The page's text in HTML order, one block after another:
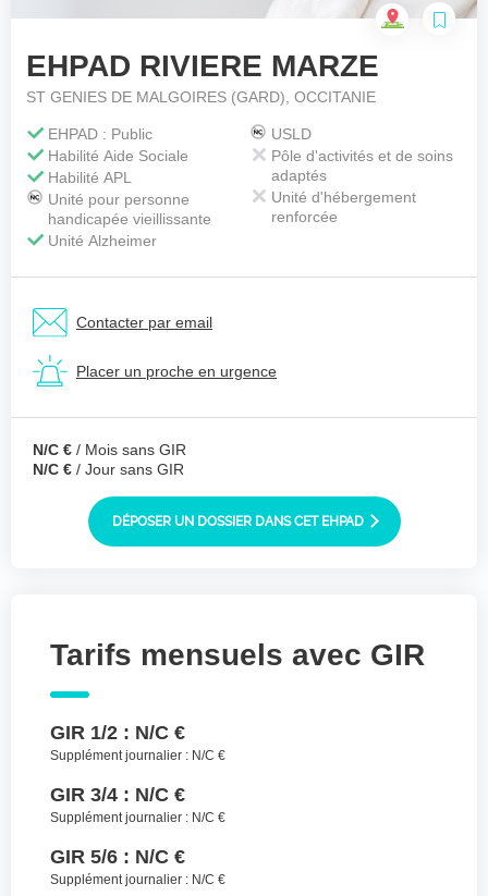
Votre téléphone*
Votre message
Joindre des fichiers (lettre manuscrite,
dessin, photo ..)
PNG, PDF, JPEG, TAILLE MAX. DES FICHIERS :
100 MB.
J'accepte les CGU (https://www.preprod-
ehpad-trikaya.fr/politique-de-
confidentialite/)*
ENVOYER
EHPAD RIVIERE MARZE
ST GENIES DE MALGOIRES (GARD), OCCITANIE
EHPAD : Public
Habilité Aide Sociale
Habilité APL
Unité pour personne
handicapée vieillissante
Unité Alzheimer
USLD
Pôle d'activités et de soins
adaptés
Unité d'hébergement
renforcée
Contacter par email
Placer un proche en urgence
N/C € / Mois sans GIR
N/C € / Jour sans GIR
DÉPOSER UN DOSSIER DANS CET EHPAD
Tarifs mensuels avec GIR
GIR 1/2 : N/C €
Supplément journalier : N/C €
GIR 3/4 : N/C €
Supplément journalier : N/C €
GIR 5/6 : N/C €
Supplément journalier : N/C €